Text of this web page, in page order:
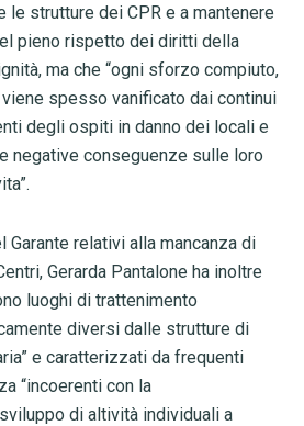
le strutture dei CPR e a mantenere
pieno rispetto dei diritti della
ma che “ogni sforzo compiuto,
spesso vanificato dai continui
degli ospiti in danno dei locali e
negative conseguenze sulle loro
relativi alla mancanza di
Gerarda Pantalone ha inoltre
luoghi di trattenimento
diversi dalle strutture di
e caratterizzati da frequenti
“incoerenti con la
di altività individuali a